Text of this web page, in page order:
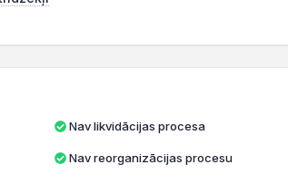
Nav likvidācijas procesa
Nav reorganizācijas procesu